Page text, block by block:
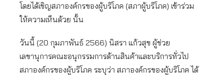
โดยได้เชิญสภาองค์กรของผู้บริโภค (สภาผู้บริโภค) เข้าร่วม
ให้ความเห็นด้วย นั้น
วันนี้ (20 กุมภาพันธ์ 2566) นิสรา แก้วสุข ผู้ช่วย
เลขานุการคณะอนุกรรมการด้านสินค้าและบริการทั่วไป
สภาองค์กรของผู้บริโภค ระบุว่า สภาองค์กรของผู้บริโภค ได้